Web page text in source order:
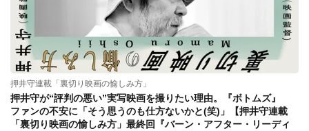
押井守連載「裏切り映画の愉しみ方」
押井守が“評判の悪い”実写映画を撮りたい理由。『ボトムズ』
ファンの不安に「そう思うのも仕方ないかと(笑)」【押井守連載
「裏切り映画の愉しみ方」最終回『バーン・アフター・リーディ